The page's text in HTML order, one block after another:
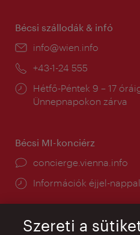
Bécsi szállodák & infó
E-
info@wien.info
Telefon:
+43-1-24 555
Nyitva
tartás:
Hétfő-Péntek 9 – 17
Ünnepnapokon zárva
Bécsi MI-konciérz
concierge.vienna.info
Információk éjjel-nappal
Szereti a